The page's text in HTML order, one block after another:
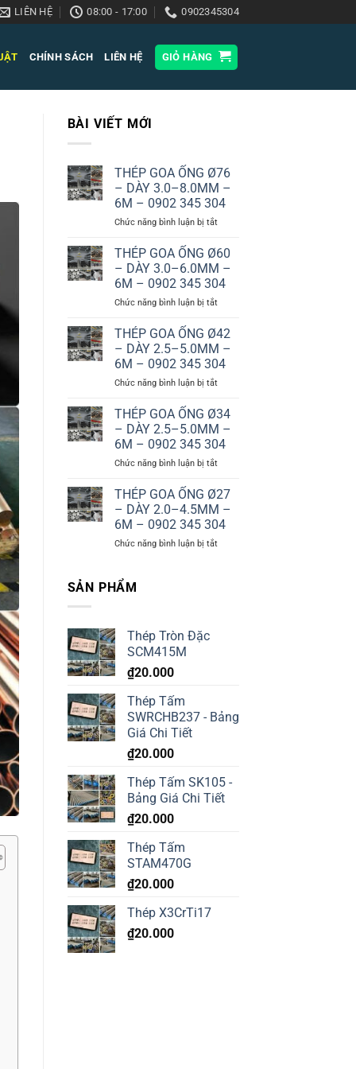
LIÊN HỆ 08:00 - 17:00 0902345304
CHÍNH SÁCH LIÊN HỆ GIỎ HÀNG
BÀI VIẾT MỚI
THÉP GOA ỐNG Ø76
– DÀY 3.0–8.0MM –
6M – 0902 345 304
Chức năng bình luận bị tắtở
GOA
ỐNG
Ø76
–
DÀY
8.0MM
–
6M
–
0902
304
THÉP GOA ỐNG Ø60
– DÀY 3.0–6.0MM –
6M – 0902 345 304
Chức năng bình luận bị tắtở
GOA
ỐNG
Ø60
–
DÀY
6.0MM
–
6M
–
0902
304
THÉP GOA ỐNG Ø42
– DÀY 2.5–5.0MM –
6M – 0902 345 304
Chức năng bình luận bị tắtở
GOA
ỐNG
Ø42
–
DÀY
5.0MM
–
6M
–
0902
THÉP GOA ỐNG Ø34
– DÀY 2.5–5.0MM –
6M – 0902 345 304
Chức năng bình luận bị tắtở
GOA
ỐNG
Ø34
–
DÀY
THÉP GOA ỐNG Ø27
– DÀY 2.0–4.5MM –
6M – 0902 345 304
Chức năng bình luận bị tắtở
345
SẢN PHẨM
Thép Tròn Đặc
SCM415M
₫20.000
Thép Tấm
SWRCHB237 - Bảng
Giá Chi Tiết
₫20.000
Thép Tấm SK105 -
Bảng Giá Chi Tiết
₫20.000
Thép Tấm
STAM470G
₫20.000
Thép X3CrTi17
₫20.000